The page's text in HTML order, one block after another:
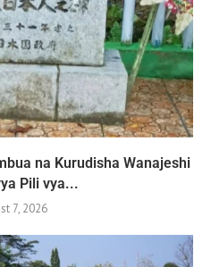
na Kurudisha Wanajeshi
Pili vya...
7, 2026